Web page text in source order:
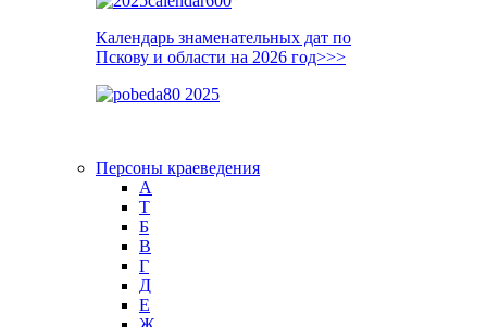
Календарь знаменательных дат по
Пскову и области на 2026 год>>>
Персоны краеведения
А
T
Б
В
Г
Д
Е